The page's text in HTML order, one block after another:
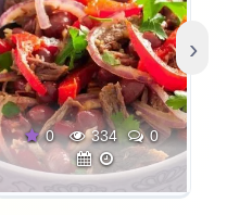
0 334 0
›